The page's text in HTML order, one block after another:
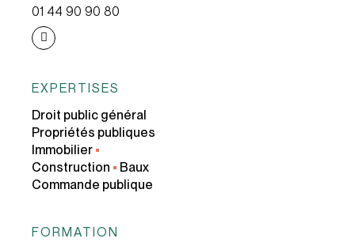
01 44 90 90 80
EXPERTISES
Droit public général
Propriétés publiques
Immobilier •
Construction • Baux
Commande publique
FORMATION